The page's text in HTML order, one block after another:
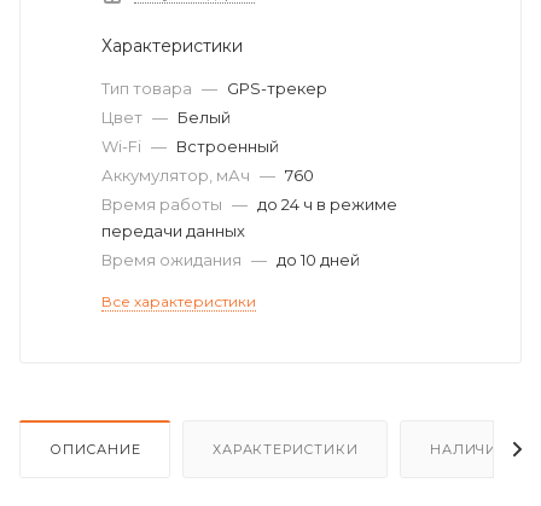
Характеристики
Тип товара — GPS-трекер
Цвет — Белый
Wi-Fi — Встроенный
Аккумулятор, мАч — 760
Время работы — до 24 ч в режиме
передачи данных
Время ожидания — до 10 дней
Все характеристики
ОПИСАНИЕ ХАРАКТЕРИСТИКИ НАЛИЧИЕ